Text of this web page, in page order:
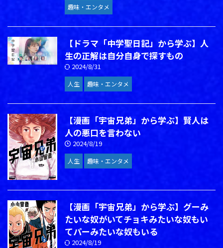
趣味・エンタメ
【ドラマ「中学聖日記」から学ぶ】人
生の正解は自分自身で探すもの
2024/8/31
人生 趣味・エンタメ
【漫画「宇宙兄弟」から学ぶ】賢人は
人の悪口を言わない
2024/8/19
人生 趣味・エンタメ
【漫画「宇宙兄弟」から学ぶ】グーみ
たいな奴がいてチョキみたいな奴もい
てパーみたいな奴もいる
2024/8/19